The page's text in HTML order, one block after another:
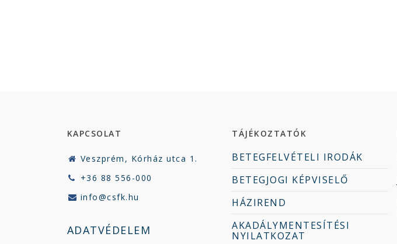
KAPCSOLAT
Veszprém, Kórház utca 1.
+36 88 556-000
info@csfk.hu
ADATVÉDELEM
TÁJÉKOZTATÓK
BETEGFELVÉTELI IRODÁK
BETEGJOGI KÉPVISELŐ
HÁZIREND
AKADÁLYMENTESÍTÉSI
NYILATKOZAT